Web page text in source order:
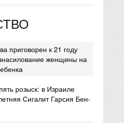
приговорен к 21 году
женщины на
розыск: в Израиле
Сигалит Гарсия Бен-